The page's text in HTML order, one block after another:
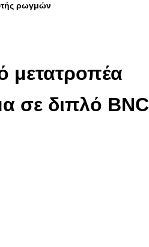
ρωγμών
μετατροπέα
σε διπλό BNC